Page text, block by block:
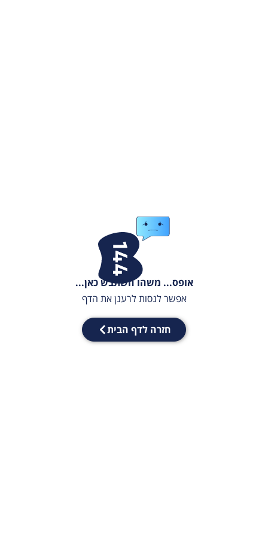
אופס... משהו השתבש כאן...
אפשר לנסות לרענן את הדף
חזרה לדף הבית